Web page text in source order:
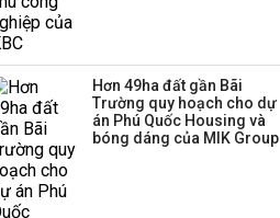
Hơn 49ha đất gần Bãi
Trường quy hoạch cho dự
án Phú Quốc Housing và
bóng dáng của MIK Group